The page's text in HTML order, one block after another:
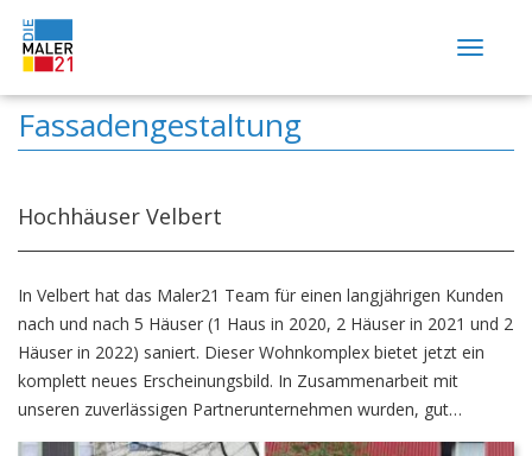
Home
Leistungen
Beratung & Planung
Fassadengestaltung
Wärmedämmung
Maler- und Tapezierarbeiten
Trockenbau
Fassadengestaltung
Hochhäuser Velbert
In Velbert hat das Maler21 Team für einen langjährigen Kunden
nach und nach 5 Häuser (1 Haus in 2020, 2 Häuser in 2021 und 2
Häuser in 2022) saniert. Dieser Wohnkomplex bietet jetzt ein
komplett neues Erscheinungsbild. In Zusammenarbeit mit
unseren zuverlässigen Partnerunternehmen wurden, gut
untereinander koordiniert, folgende Arbeiten durchgeführt: Ein-